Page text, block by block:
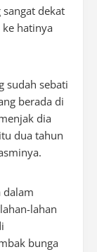
dekat
hatinya
sudah sebati
berada di
dia
dua tahun
dalam
lahan
bunga